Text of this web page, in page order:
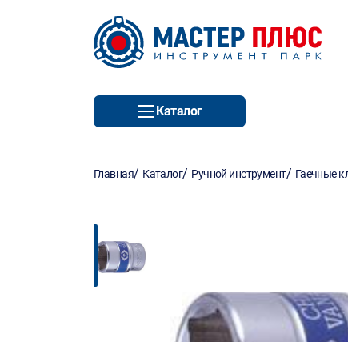
Каталог
Главная/ Каталог/ Ручной инструмент/ Гаечные